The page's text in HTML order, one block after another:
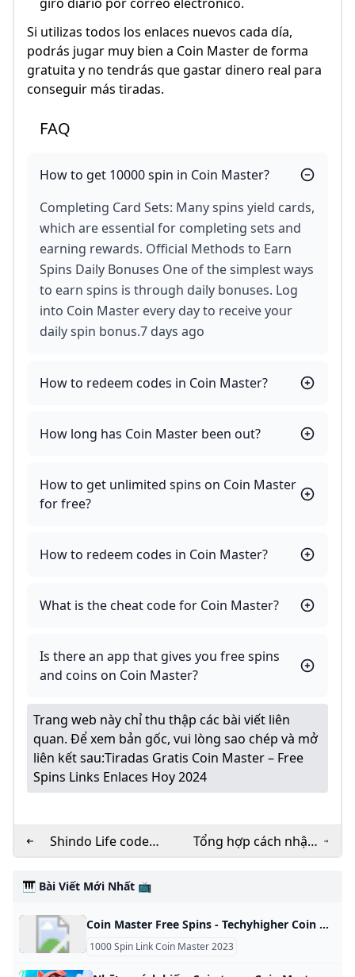
Si utilizas todos los enlaces nuevos cada día,
podrás jugar muy bien a Coin Master de forma
gratuita y no tendrás que gastar dinero real para
conseguir más tiradas.
FAQ
How to get 10000 spin in Coin Master?
Completing Card Sets: Many spins yield cards,
which are essential for completing sets and
earning rewards. Official Methods to Earn
Spins Daily Bonuses One of the simplest ways
to earn spins is through daily bonuses. Log
into Coin Master every day to receive your
daily spin bonus.7 days ago
How to redeem codes in Coin Master?
How long has Coin Master been out?
How to get unlimited spins on Coin Master
for free?
How to redeem codes in Coin Master?
What is the cheat code for Coin Master?
Is there an app that gives you free spins
and coins on Coin Master?
Trang web này chỉ thu thập các bài viết liên
quan. Để xem bản gốc, vui lòng sao chép và mở
liên kết sau:Tiradas Gratis Coin Master – Free
Spins Links Enlaces Hoy 2024
Shindo Life codes
for October 2024
Tổng hợp cách nhận
1000 spin link Coin
🎹 Bài Viết Mới Nhất 📺
Coin Master Free Spins - Techyhigher Coin Master free spins Are you looking for some free spins in Coin Master? The developer, Moon Active, releases links every day that you can use to get extra by rajanr228 Where can I find Coin Master free spins links You can find Coin Master free spin links on on our website so be sure to check daily. Do coin master free spins links expire You have not used the coin master free spins or earn coin link, you can use this link, you must remember that the coin free spins link remains valid for three days, After which the link ends, the coin master free spin links comes daily.
1000 Spin Link Coin Master 2023